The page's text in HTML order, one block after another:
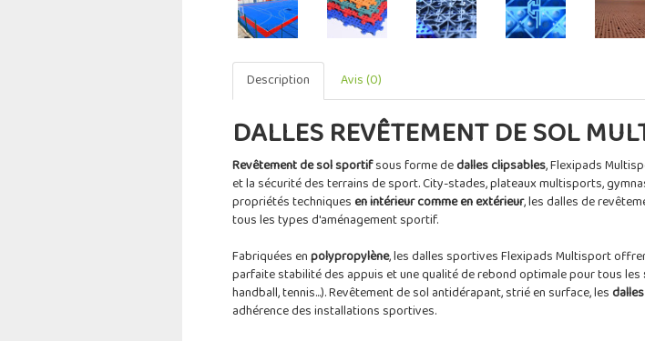
Description Avis (0)
DALLES REVÊTEMENT DE SOL
Revêtement de sol sportifsous forme dedalles clipsables, Flexipads
et la sécurité des terrains de sport. City-stades, plateaux multisports,
propriétés techniquesen intérieur comme en extérieur, les dalles de
tous les types d'aménagement sportif.
Fabriquées enpolypropylène, les dalles sportives Flexipads Multisport
parfaite stabilité des appuis et une qualité de rebond optimale pour tous les
handball, tennis...). Revêtement de sol antidérapant, strié en surface, les
adhérence des installations sportives.